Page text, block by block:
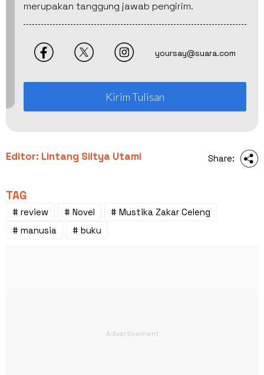
merupakan tanggung jawab pengirim.
yoursay@suara.com
Kirim Tulisan
Editor: Lintang Siltya Utami Share:
TAG
# review # Novel
# Mustika Zakar Celeng
# manusia
# buku